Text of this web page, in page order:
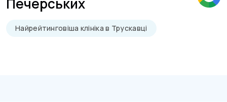
Найрейтинговіша клініка в Трускавці